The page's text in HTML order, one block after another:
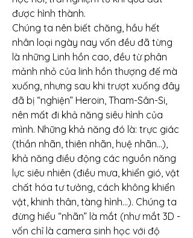
được hình thành.
Chúng ta nên biết chăng, hầu hết
nhân loại ngày nay vốn đều đã từng
là những Linh hồn cao, đều từ phân
mảnh nhỏ của linh hồn thượng đế mà
xuống, nhưng sau khi trượt xuống đây
đã bị “nghiện” Heroin, Tham-Sân-Si,
nên mất đi khả năng siêu hình của
mình. Những khả năng đó là: trực giác
(thần nhãn, thiên nhãn, huệ nhãn…),
khả năng điều động các nguồn năng
lực siêu nhiên (điều mưa, khiển gió, vật
chất hóa tư tưởng, cách không khiển
vật, khinh thân, tàng hình…). Chúng ta
đừng hiểu “nhãn” là mắt (như mắt 3D -
vốn chỉ là camera sinh học với độ